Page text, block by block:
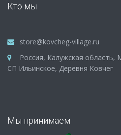
Кто мы
store@kovcheg-village.ru
Россия, Калужская область,
СП Ильинское, Деревня Ковчег
Мы принимаем